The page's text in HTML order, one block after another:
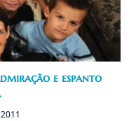
e espanto